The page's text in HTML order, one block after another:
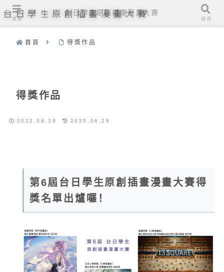
台日學生原創插畫漫畫大賽
首頁 得獎作品
得獎作品
2022.08.29 2025.06.28
第6屆台日學生原創插畫漫畫大賽得
獎名單出爐囉！
選單
台日學生原創插畫漫畫大賽
搜尋